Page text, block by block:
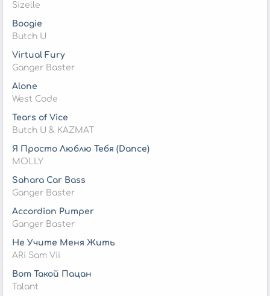
Sizelle
Boogie
Butch U
Virtual Fury
Ganger Baster
Alone
West Code
Tears of Vice
Butch U & KAZMAT
Я Просто Люблю Тебя (Dance)
MOLLY
Sahara Car Bass
Ganger Baster
Accordion Pumper
Ganger Baster
Не Учите Меня Жить
ARi Sam Vii
Вот Такой Пацан
Talant